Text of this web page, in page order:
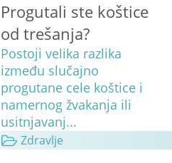
Progutali ste koštice
od trešanja?
Postoji velika razlika
između slučajno
progutane cele koštice i
namernog žvakanja ili
usitnjavanj...
Zdravlje